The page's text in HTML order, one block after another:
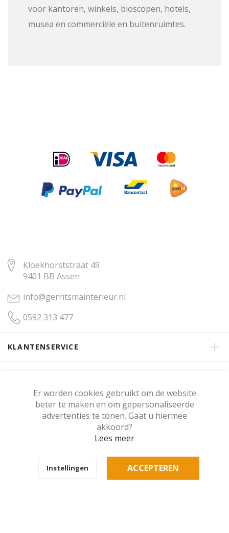
Er worden cookies gebruikt om de website
beter te maken en om gepersonaliseerde
advertenties te tonen. Gaat u hiermee
akkoord?
Lees meer
Instellingen ACCEPTEREN
voor kantoren, winkels, bioscopen, hotels,
musea en commerciële en buitenruimtes.
Kloekhorststraat 49
9401 BB Assen
info@gerritsmainterieur.nl
0592 313 477
KLANTENSERVICE
KLANTENBEOORDELING
Copyright © Gerritsma Interieur.